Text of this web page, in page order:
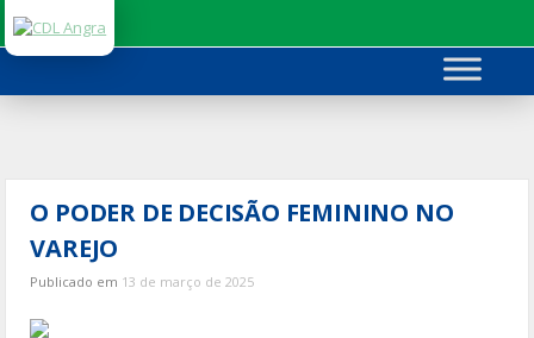
para
conteúdo
O PODER DE DECISÃO FEMININO NO
VAREJO
Publicado em 13 de março de 2025